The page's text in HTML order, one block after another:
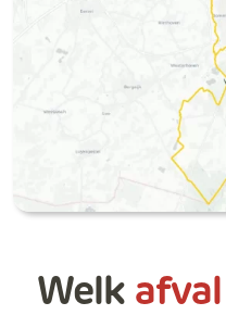
Welk afval